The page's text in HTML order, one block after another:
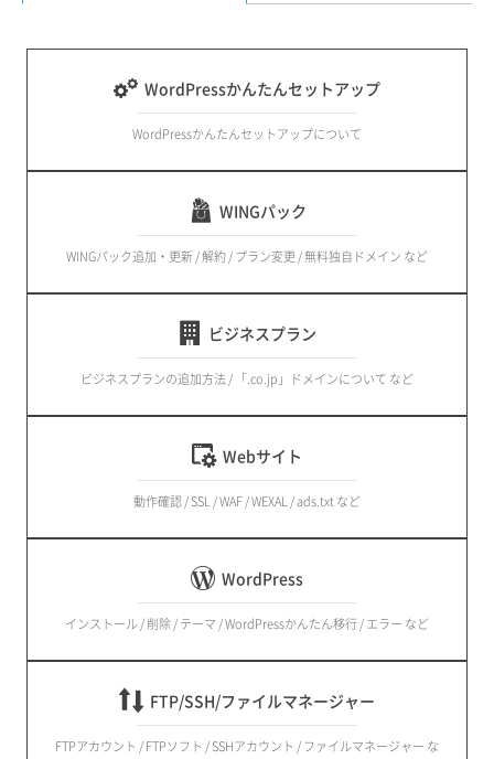
WordPressかんたんセットアップ
WordPressかんたんセットアップについて
WINGパック
WINGパック追加・更新 / 解約 / プラン変更 / 無料独自ドメイン など
ビジネスプラン
ビジネスプランの追加方法 / 「.co.jp」ドメインについて など
Webサイト
動作確認 / SSL / WAF / WEXAL / ads.txt など
WordPress
インストール / 削除 / テーマ / WordPressかんたん移行 / エラー など
FTP/SSH/ファイルマネージャー
FTPアカウント / FTPソフト / SSHアカウント / ファイルマネージャー な